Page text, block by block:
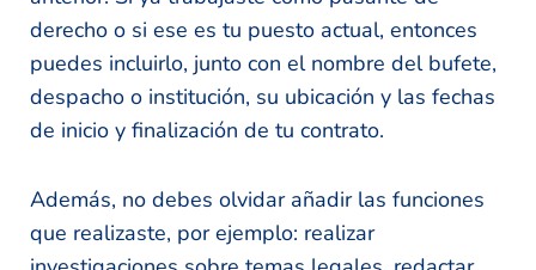
derecho o si ese es tu puesto actual, entonces
puedes incluirlo, junto con el nombre del bufete,
despacho o institución, su ubicación y las fechas
de inicio y finalización de tu contrato.
Además, no debes olvidar añadir las funciones
que realizaste, por ejemplo: realizar